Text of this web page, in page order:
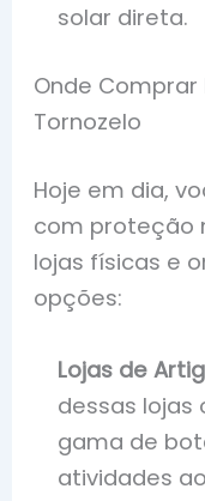
solar direta.
Onde
Tornozelo
Hoje em dia,
com proteção
lojas físicas e
opções:
Lojas de
dessas
gama de
atividades